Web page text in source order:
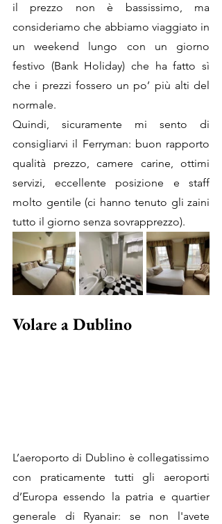
il prezzo non è bassissimo, ma
consideriamo che abbiamo viaggiato in
un weekend lungo con un giorno
festivo (Bank Holiday) che ha fatto sì
che i prezzi fossero un po’ più alti del
normale.
Quindi, sicuramente mi sento di
consigliarvi il Ferryman: buon rapporto
qualità prezzo, camere carine, ottimi
servizi, eccellente posizione e staff
molto gentile (ci hanno tenuto gli zaini
tutto il giorno senza sovrapprezzo).
Volare a Dublino
L’aeroporto di Dublino è collegatissimo
con praticamente tutti gli aeroporti
d’Europa essendo la patria e quartier
generale di Ryanair: se non l'avete